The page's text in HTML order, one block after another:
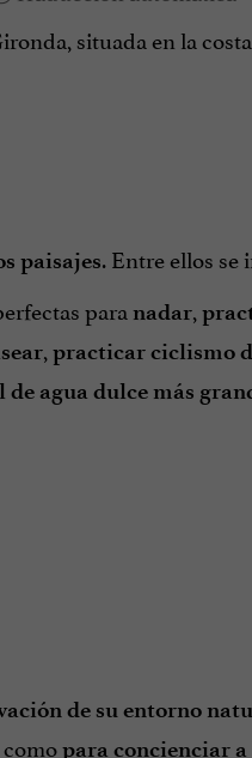
situada en la
paisajes. Entre ellos se
para nadar,
, practicar ciclismo
agua dulce más
de su entorno
comopara concienciar